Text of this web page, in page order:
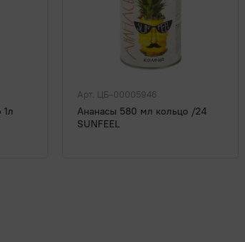
Арт. ЦБ-00005946
Ананасы 580 мл кольцо /24
SUNFEEL